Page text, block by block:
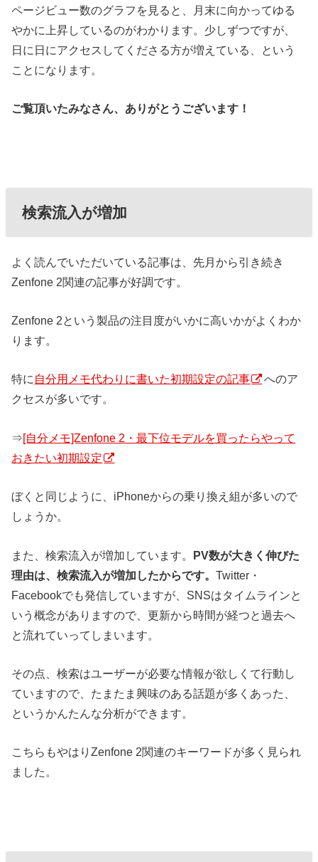
ページビュー数のグラフを見ると、月末に向かってゆる
やかに上昇しているのがわかります。少しずつですが、
日に日にアクセスしてくださる方が増えている、という
ことになります。
ご覧頂いたみなさん、ありがとうございます！
検索流入が増加
よく読んでいただいている記事は、先月から引き続き
Zenfone 2関連の記事が好調です。
Zenfone 2という製品の注目度がいかに高いかがよくわか
ります。
特に 自分用メモ代わりに書いた初期設定の記事
へのア
クセスが多いです。
⇒[自分メモ]Zenfone 2・最下位モデルを買ったらやって
おきたい初期設定
ぼくと同じように、iPhoneからの乗り換え組が多いので
しょうか。
また、検索流入が増加しています。 PV数が大きく伸びた
理由は、検索流入が増加したからです。Twitter・
Facebookでも発信していますが、SNSはタイムラインと
いう概念がありますので、更新から時間が経つと過去へ
と流れていってしまいます。
その点、検索はユーザーが必要な情報が欲しくて行動し
ていますので、たまたま興味のある話題が多くあった、
というかんたんな分析ができます。
こちらもやはりZenfone 2関連のキーワードが多く見られ
ました。